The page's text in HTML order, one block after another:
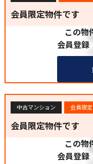
会員限定物件です
この物
会員登録
中古マンション 会員限定
会員限定物件です
この物
会員登録